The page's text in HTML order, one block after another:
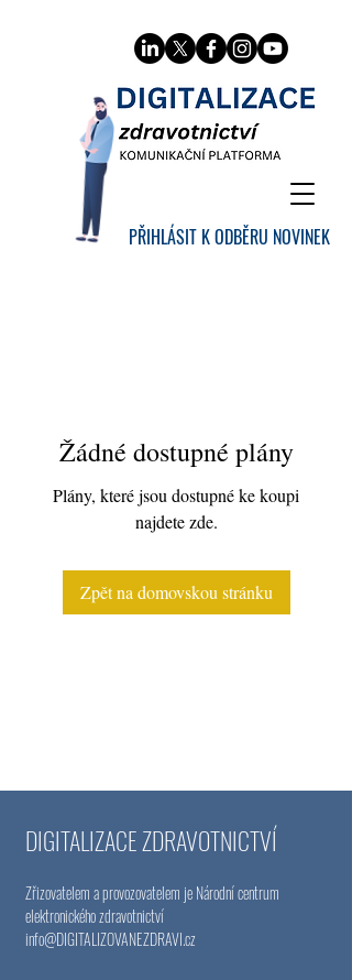
PŘIHLÁSIT K ODBĚRU NOVINEK
Žádné dostupné plány
Plány, které jsou dostupné ke koupi
najdete zde.
Zpět na domovskou stránku
DIGITALIZACE ZDRAVOTNICTVÍ
Zřizovatelem a provozovatelem je Národní centrum
elektronického zdravotnictví
info@DIGITALIZOVANEZDRAVI.cz